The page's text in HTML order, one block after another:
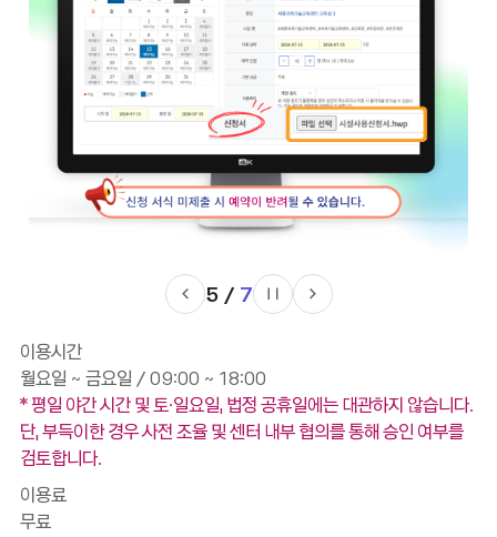
5/ 7
일
이용시간
월요일 ~ 금요일 / 09:00 ~ 18:00
* 평일 야간 시간 및 토·일요일, 법정 공휴일에는 대관하지 않습니다.
단, 부득이한 경우 사전 조율 및 센터 내부 협의를 통해 승인 여부를
검토합니다.
이용료
무료